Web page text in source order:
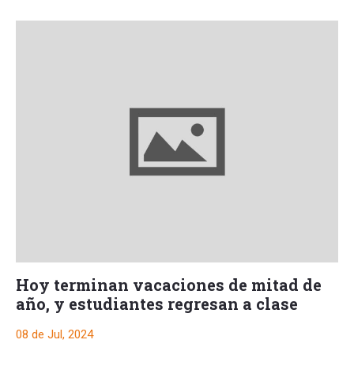
Hoy terminan vacaciones de mitad de
año, y estudiantes regresan a clase
08 de Jul, 2024